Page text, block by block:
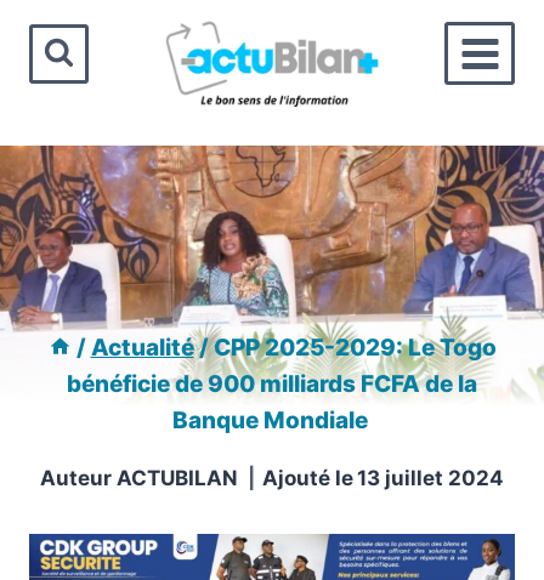
contenu
/Actualité/CPP 2025-2029: Le Togo
bénéficie de 900 milliards FCFA de la
Banque Mondiale
Auteur ACTUBILAN Ajouté le13 juillet 2024